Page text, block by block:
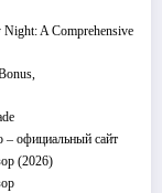
A Comprehensive
– официальный сайт
(2026)